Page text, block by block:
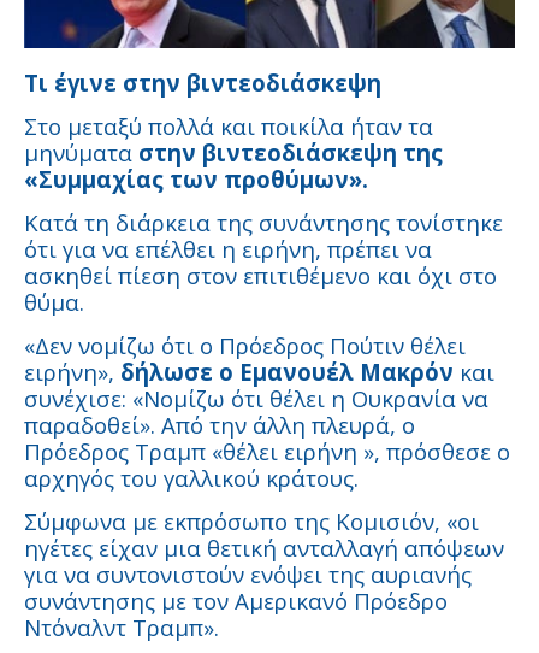
Τι έγινε στην βιντεοδιάσκεψη
Στο μεταξύ πολλά και ποικίλα ήταν τα
μηνύματα στην βιντεοδιάσκεψη της
«Συμμαχίας των προθύμων».
Κατά τη διάρκεια της συνάντησης τονίστηκε
ότι για να επέλθει η ειρήνη, πρέπει να
ασκηθεί πίεση στον επιτιθέμενο και όχι στο
θύμα.
«Δεν νομίζω ότι ο Πρόεδρος Πούτιν θέλει
ειρήνη», δήλωσε ο Εμανουέλ Μακρόν και
συνέχισε: «Νομίζω ότι θέλει η Ουκρανία να
παραδοθεί». Από την άλλη πλευρά, ο
Πρόεδρος Τραμπ «θέλει ειρήνη », πρόσθεσε ο
αρχηγός του γαλλικού κράτους.
Σύμφωνα με εκπρόσωπο της Κομισιόν, «οι
ηγέτες είχαν μια θετική ανταλλαγή απόψεων
για να συντονιστούν ενόψει της αυριανής
συνάντησης με τον Αμερικανό Πρόεδρο
Ντόναλντ Τραμπ».